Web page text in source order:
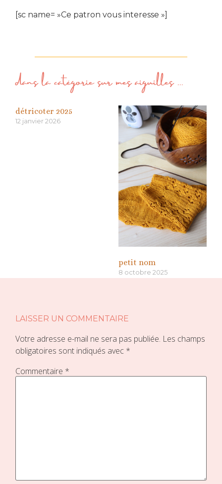
[sc name= »Ce patron vous interesse »]
dans la catégoriesur mes aiguilles...
détricoter 2025
12 janvier 2026
petit nom
8 octobre 2025
LAISSER UN COMMENTAIRE
Votre adresse e-mail ne sera pas publiée. Les champs
obligatoires sont indiqués avec *
Commentaire *